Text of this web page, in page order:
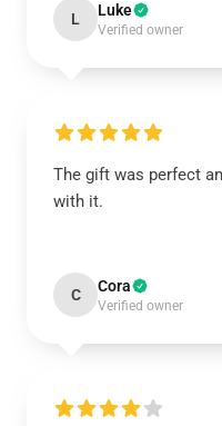
L Luke
Verified owner
The gift was perfect
with it.
C Cora
Verified owner